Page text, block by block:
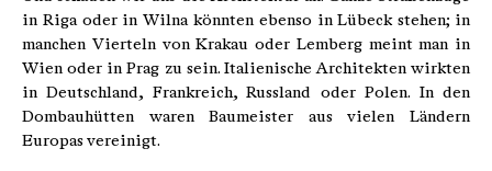
in Riga oder in Wilna könnten ebenso in Lübeck stehen; in
manchen Vierteln von Krakau oder Lemberg meint man in
Wien oder in Prag zu sein. Italienische Architekten wirkten
in Deutschland, Frankreich, Russland oder Polen. In den
Dombauhütten waren Baumeister aus vielen Ländern
Europas vereinigt.